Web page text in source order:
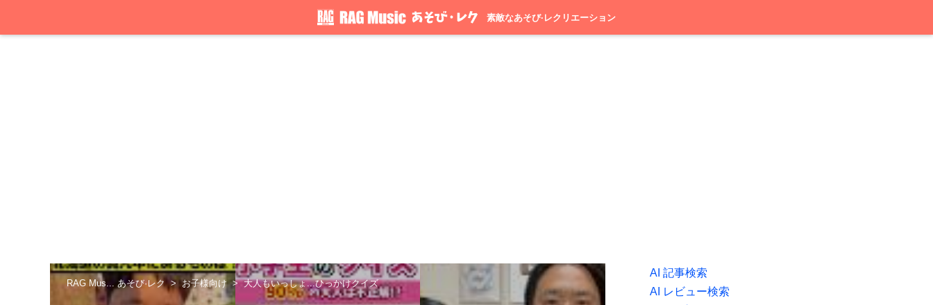
素敵なあそび·レクリエーション
RAG Mus... あそび·レク お子様向け 大人もいっしょ...ひっかけクイズ
AI 記事検索
AI レビュー検索